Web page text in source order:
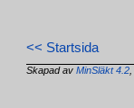
<< Startsida
Skapad avMinSläkt 4.2